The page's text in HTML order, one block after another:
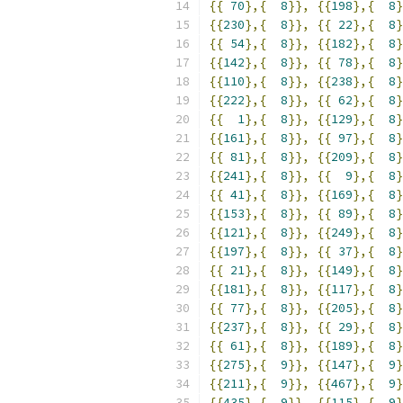
{{ 70},{ 8}}, {{198},{ 8
{{230},{ 8}}, {{ 22},{ 8
{{ 54},{ 8}}, {{182},{ 8
{{142},{ 8}}, {{ 78},{ 8
{{110},{ 8}}, {{238},{ 8
{{222},{ 8}}, {{ 62},{ 8
{{
1},{ 8}}, {{129},{ 8
{{161},{ 8}}, {{ 97},{ 8
{{ 81},{ 8}}, {{209},{ 8
{{241},{ 8}}, {{ 9},{ 8
{{ 41},{ 8}}, {{169},{ 8
{{153},{ 8}}, {{ 89},{ 8
{{121},{ 8}}, {{249},{ 8
{{197},{ 8}}, {{ 37},{ 8
{{ 21},{ 8}}, {{149},{ 8
{{181},{ 8}}, {{117},{ 8
{{ 77},{ 8}}, {{205},{ 8
{{237},{ 8}}, {{ 29},{ 8
{{ 61},{ 8}}, {{189},{ 8
{{275},{ 9}}, {{147},{ 9
{{211},{ 9}}, {{467},{ 9